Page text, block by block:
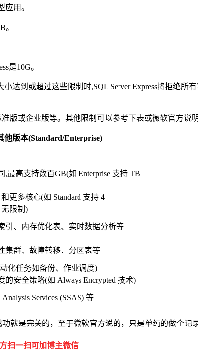
应用。
。
是10G。
达到或超过这些限制时,SQL Server Express将拒绝所
版或企业版等。其他限制可以参考下表或微软官方说明
他版本(Standard/Enterprise)
,最高支持数百GB(如 Enterprise 支持 TB
更多核心(如 Standard 支持 4
无限制)
引、内存优化表、实时数据分析等
集群、故障转移、分区表等
化任务如备份、作业调度)
的安全策略(如 Always Encrypted 技术)
Services (SSAS) 等
就是完美的，至于微软官方说的，只是单纯的做个记
扫一扫可加博主微信